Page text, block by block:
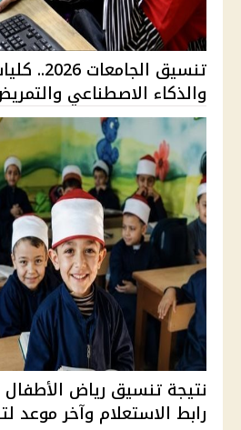
تنسيق
والذكاء الاصطناعي
نتيجة تنسيق رياض الأطفال
رابط الاستعلام وآخر موعد